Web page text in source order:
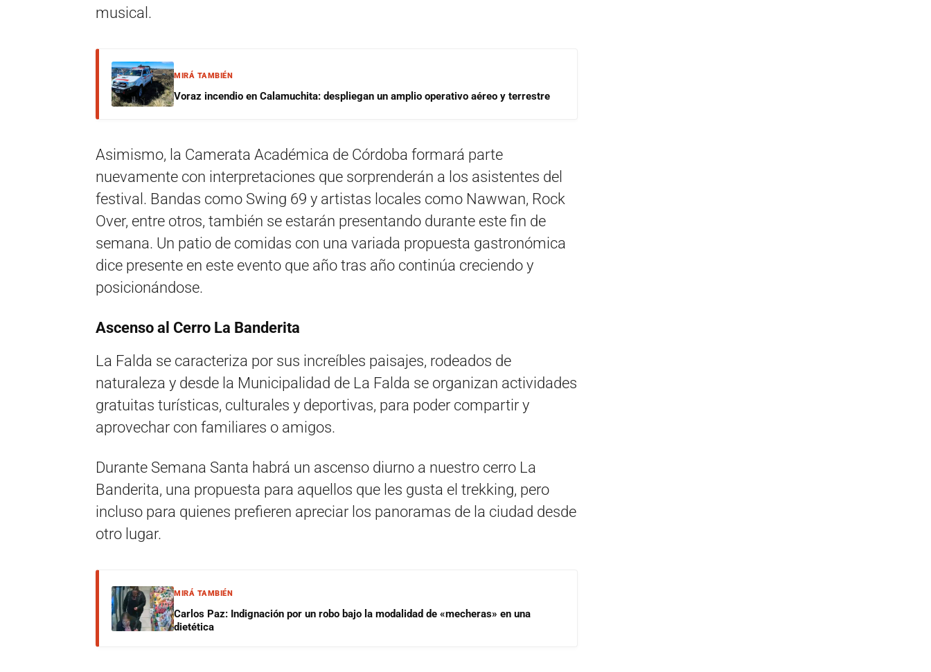
musical.
MIRÁ TAMBIÉN
Voraz incendio en Calamuchita: despliegan un amplio operativo aéreo y terrestre
Asimismo, la Camerata Académica de Córdoba formará parte
nuevamente con interpretaciones que sorprenderán a los asistentes del
festival. Bandas como Swing 69 y artistas locales como Nawwan, Rock
Over, entre otros, también se estarán presentando durante este fin de
semana. Un patio de comidas con una variada propuesta gastronómica
dice presente en este evento que año tras año continúa creciendo y
posicionándose.
Ascenso al Cerro La Banderita
La Falda se caracteriza por sus increíbles paisajes, rodeados de
naturaleza y desde la Municipalidad de La Falda se organizan actividades
gratuitas turísticas, culturales y deportivas, para poder compartir y
aprovechar con familiares o amigos.
Durante Semana Santa habrá un ascenso diurno a nuestro cerro La
Banderita, una propuesta para aquellos que les gusta el trekking, pero
incluso para quienes prefieren apreciar los panoramas de la ciudad desde
otro lugar.
MIRÁ TAMBIÉN
Carlos Paz: Indignación por un robo bajo la modalidad de «mecheras» en una
dietética